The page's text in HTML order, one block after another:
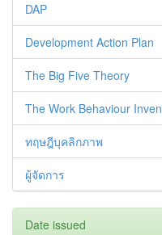
DAP
Development Action Plan
The Big Five Theory
The Work Behaviour
ทฤษฎีบุคลิกภาพ
ผู้จัดการ
Date issued